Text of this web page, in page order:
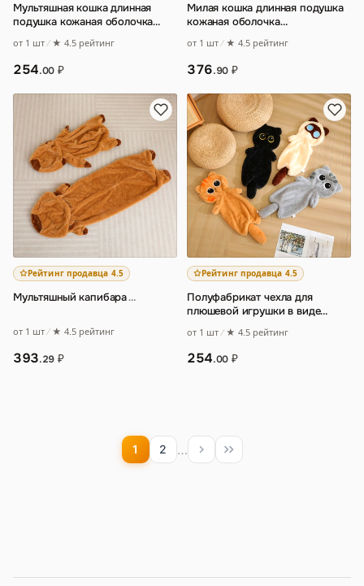
Мультяшная кошка длинная
подушка кожаная оболочка
игрушка Черная…
от 1 шт ★ 4.5 рейтинг
254.00 ₽
Милая кошка длинная подушка
кожаная оболочка
игрушка котенок кукл
от 1 шт ★ 4.5 рейтинг
376.90 ₽
Рейтинг продавца 4.5
Мультяшный капибара…
от 1 шт ★ 4.5 рейтинг
393.29 ₽
Рейтинг продавца 4.5
Полуфабрикат чехла для
плюшевой игрушки в виде
изображением милого котён
от 1 шт ★ 4.5 рейтинг
254.00 ₽
1 2 …